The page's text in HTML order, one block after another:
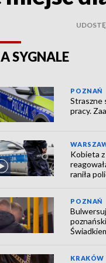
SYGNALE
POZNAŃ
Straszne
pracy.
Kobieta z
raniła
POZNAŃ
KRAKÓW